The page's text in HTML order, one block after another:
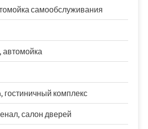
самообслуживания
автомойка
гостиничный комплекс
салон дверей